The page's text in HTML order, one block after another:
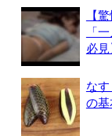
【
「
必見
な
の基